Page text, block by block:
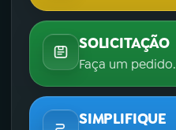
SOLICITAÇÃO
Faça um pedido.
SIMPLIFIQUE